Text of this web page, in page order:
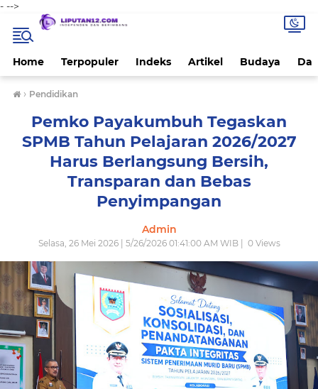
- -->
Home Terpopuler Indeks Artikel Budaya
› Pendidikan
Pemko Payakumbuh Tegaskan
SPMB Tahun Pelajaran 2026/2027
Harus Berlangsung Bersih,
Transparan dan Bebas
Penyimpangan
Admin
Selasa, 26 Mei 2026 | 5/26/2026 01:41:00 AM WIB | 0Views